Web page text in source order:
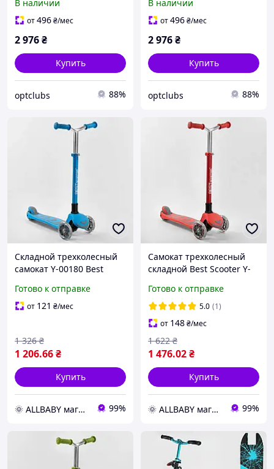
В наличии
от496₴/мес
2 976₴
Купить
optclubs 88%
В наличии
от496₴/мес
2 976₴
Купить
optclubs 88%
Складной трехколесный
самокат Y-00180 Best
руль высотой от 69 до 79
см, Голубой
Готово к отправке
от 121 ₴/мес
1 206.66₴
1 326 ₴
Купить
🌞 ALLBABY магазин товаров для детей 99%
Самокат трехколесный
складной Best Scooter Y-
руль высотой от 69 до 79
см, Красный
Готово к отправке
5.0 (1)
от 148₴/мес
1 476.02₴
1 622 ₴
Купить
🌞 ALLBABY магазин товаров для детей 99%